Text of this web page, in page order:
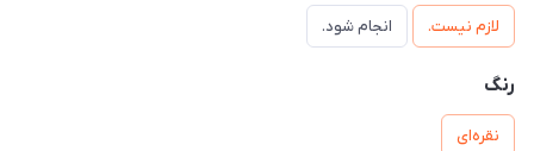
لازم نیست. انجام شود.
رنگ
نقره‌ای